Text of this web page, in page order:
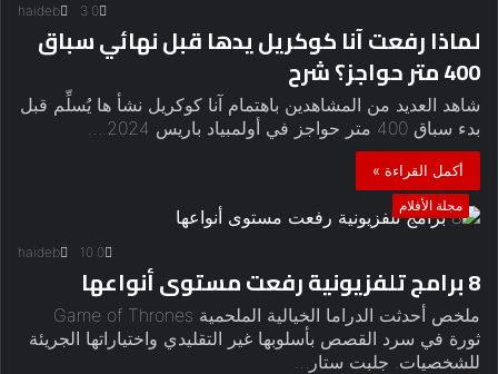
haideb 0
لماذا رفعت آنا كوكريل يدها قبل نهائي سباق
400 متر حواجز؟ شرح
شاهد العديد من المشاهدين باهتمام آنا كوكريل نشأ ها يُسلِّم قبل
بدء سباق 400 متر حواجز في أولمبياد باريس 2024.…
أكمل القراءة »
مجلة الأفلام
haideb 0
8 برامج تلفزيونية رفعت مستوى أنواعها
ملخص أحدثت الدراما الخيالية الملحمية Game of Thrones
ثورة في سرد ​​القصص بأسلوبها غير التقليدي واختياراتها الجريئة
للشخصيات. جلبت ستار…